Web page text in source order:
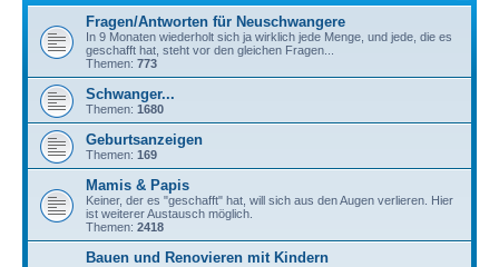
Fragen/Antworten für Neuschwangere
In 9 Monaten wiederholt sich ja wirklich jede Menge, und jede, die es
geschafft hat, steht vor den gleichen Fragen...
Themen: 773
Schwanger...
Themen: 1680
Geburtsanzeigen
Themen: 169
Mamis & Papis
Keiner, der es "geschafft" hat, will sich aus den Augen verlieren. Hier
ist weiterer Austausch möglich.
Themen: 2418
Bauen und Renovieren mit Kindern